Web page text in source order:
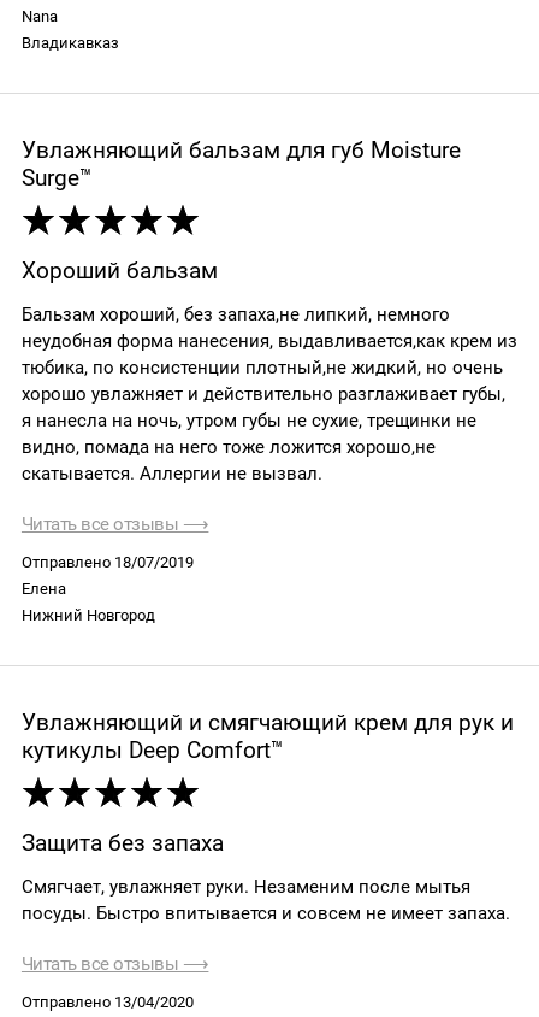
Nana
Владикавказ
Увлажняющий бальзам для губ Moisture
Surge™
Хороший бальзам
Бальзам хороший, без запаха,не липкий, немного
неудобная форма нанесения, выдавливается,как крем из
тюбика, по консистенции плотный,не жидкий, но очень
хорошо увлажняет и действительно разглаживает губы,
я нанесла на ночь, утром губы не сухие, трещинки не
видно, помада на него тоже ложится хорошо,не
скатывается. Аллергии не вызвал.
Читать все отзывы ⟶
Отправлено 18/07/2019
Елена
Нижний Новгород
Увлажняющий и смягчающий крем для рук и
кутикулы Deep Comfort™
Защита без запаха
Смягчает, увлажняет руки. Незаменим после мытья
посуды. Быстро впитывается и совсем не имеет запаха.
Читать все отзывы ⟶
Отправлено 13/04/2020